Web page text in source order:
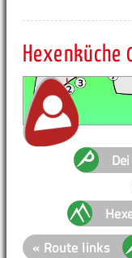
Hexenküche
« Route links